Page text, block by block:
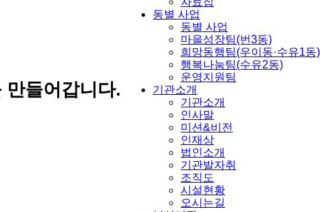
동별 사업
동별 사업
마을성장팀(번3동)
희망동행팀(우이동·수유1동)
행복나눔팀(수유2동)
운영지원팀
기관소개
기관소개
인사말
미션&비전
인재상
법인소개
기관발자취
조직도
시설현황
오시는길
만들어갑니다.